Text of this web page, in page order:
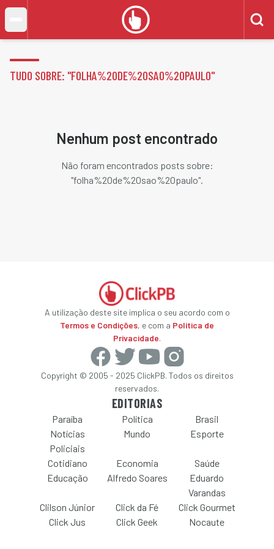
TUDO SOBRE: "FOLHA%20DE%20SAO%20PAULO"
Nenhum post encontrado
Não foram encontrados posts sobre:
"folha%20de%20sao%20paulo".
A utilização deste site implica o seu acordo com o
Termos e Condições, e com a Política de
Privacidade.
Copyright © 2005 - 2025 ClickPB. Todos os direitos
reservados.
EDITORIAS
Paraíba Política
Brasil
Notícias
Policiais
Mundo Esporte
Cotidiano Economia
Saúde
Educação
Alfredo Soares
Eduardo
Varandas
Clilson Júnior
Click da Fé
Click Gourmet
Click Jus
Click Geek Nocaute